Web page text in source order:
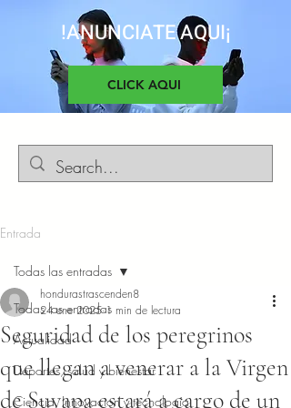
!ANUNCIATE AQUI¡
CLICK AQUI
Entrada
Todas las entradas
Actualidad
Deportes, salud y bienestar
Ciencia, Innovacion y tecnología
Todas las entradas
Seguridad de los peregrinos
que llegan a venerar a la Virgen
de Suyapa estará a cargo de un
hondurastrascenden8
24 ene 2025 1 min de lectura